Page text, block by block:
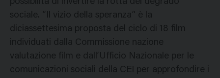
sociale. “Il vizio della speranza” è la
diciassettesima proposta del ciclo di 18 film
individuati dalla Commissione nazione
valutazione film e dall’Ufficio Nazionale per le
comunicazioni sociali della CEI per approfondire i